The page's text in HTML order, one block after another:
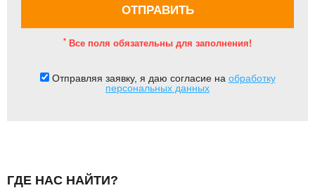
* Все поля обязательны для заполнения!
Отправляя заявку, я даю согласие на обработку
персональных данных
ГДЕ НАС НАЙТИ?